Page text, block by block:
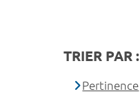
TRIER PAR :
Pertinence